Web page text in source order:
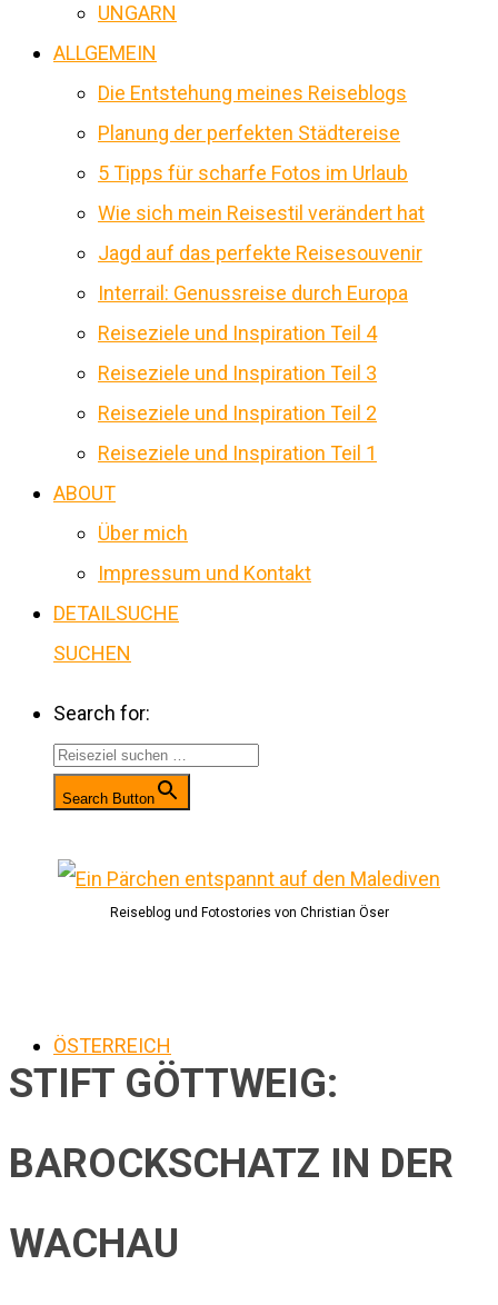
UNGARN
ALLGEMEIN
Die Entstehung meines Reiseblogs
Planung der perfekten Städtereise
5 Tipps für scharfe Fotos im Urlaub
Wie sich mein Reisestil verändert hat
Jagd auf das perfekte Reisesouvenir
Interrail: Genussreise durch Europa
Reiseziele und Inspiration Teil 4
Reiseziele und Inspiration Teil 3
Reiseziele und Inspiration Teil 2
Reiseziele und Inspiration Teil 1
ABOUT
Über mich
Impressum und Kontakt
DETAILSUCHE
SUCHEN
Search for:
Search Button
Reiseblog und Fotostories von Christian Öser
ÖSTERREICH
STIFT GÖTTWEIG:
BAROCKSCHATZ IN DER
WACHAU